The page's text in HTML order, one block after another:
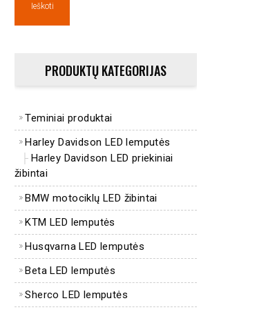
Ieškoti
PRODUKTŲ KATEGORIJAS
Teminiai produktai
Harley Davidson LED lemputės
Harley Davidson LED priekiniai
žibintai
BMW motociklų LED žibintai
KTM LED lemputės
Husqvarna LED lemputės
Beta LED lemputės
Sherco LED lemputės